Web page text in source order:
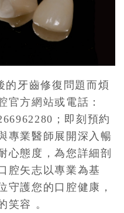
的牙齒修復問題而煩
官方網站或電話：
；即刻預約
專業醫師展開深入暢
心態度，為您詳細剖
腔矢志以專業為基
守護您的口腔健康，
笑容 。